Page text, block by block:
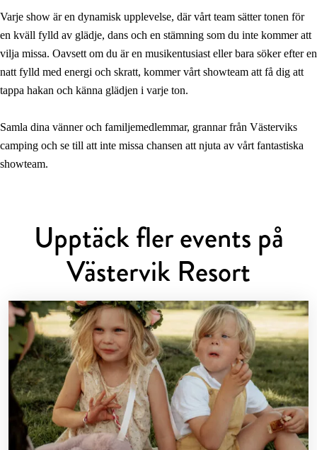
Varje show är en dynamisk upplevelse, där vårt team sätter tonen för
en kväll fylld av glädje, dans och en stämning som du inte kommer att
vilja missa. Oavsett om du är en musikentusiast eller bara söker efter en
natt fylld med energi och skratt, kommer vårt showteam att få dig att
tappa hakan och känna glädjen i varje ton.
Samla dina vänner och familjemedlemmar, grannar från Västerviks
camping och se till att inte missa chansen att njuta av vårt fantastiska
showteam.
Upptäck fler events på
Västervik Resort